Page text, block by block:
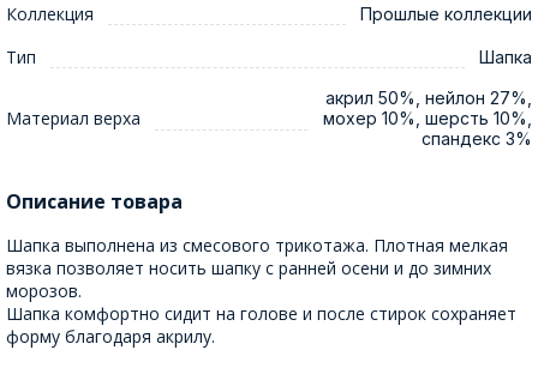
Коллекция Прошлые коллекции
Тип Шапка
Материал верха
акрил 50%, нейлон 27%,
мохер 10%, шерсть 10%,
спандекс 3%
Описание товара
Шапка выполнена из смесового трикотажа. Плотная мелкая
вязка позволяет носить шапку с ранней осени и до зимних
морозов.
Шапка комфортно сидит на голове и после стирок сохраняет
форму благодаря акрилу.